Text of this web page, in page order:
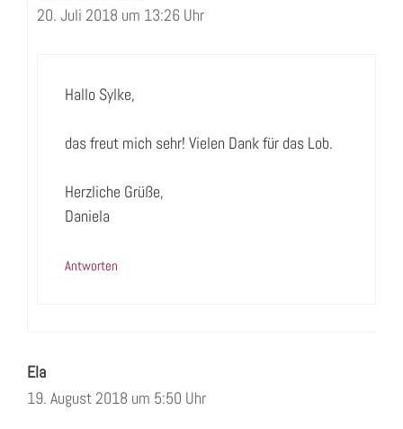
20. Juli 2018 um 13:26 Uhr
Hallo Sylke,
das freut mich sehr! Vielen Dank für das Lob.
Herzliche Grüße,
Daniela
Antworten
Ela
19. August 2018 um 5:50 Uhr